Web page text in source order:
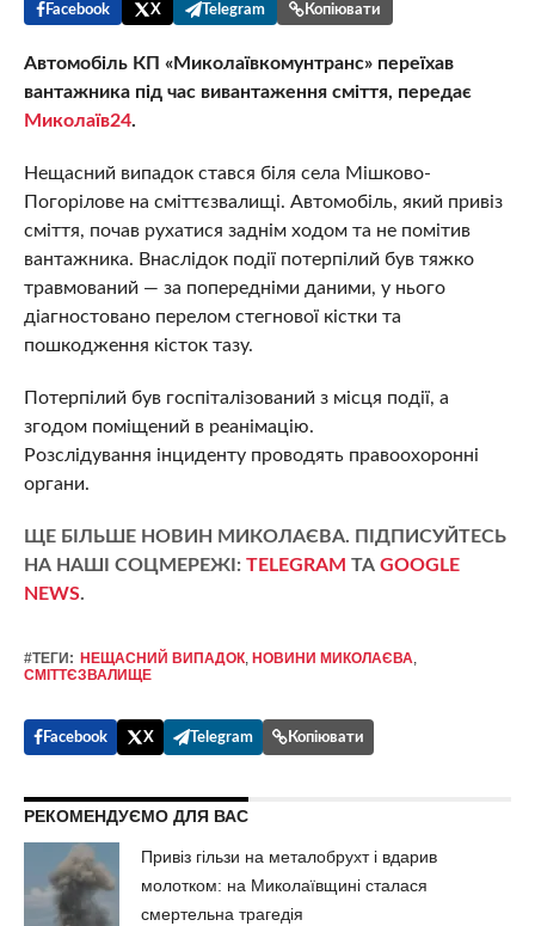
Facebook X Telegram Копіювати
Автомобіль КП «Миколаївкомунтранс» переїхав
вантажника під час вивантаження сміття, передає
Миколаїв24.
Нещасний випадок стався біля села Мішково-
Погорілове на сміттєзвалищі. Автомобіль, який привіз
сміття, почав рухатися заднім ходом та не помітив
вантажника. Внаслідок події потерпілий був тяжко
травмований — за попередніми даними, у нього
діагностовано перелом стегнової кістки та
пошкодження кісток тазу.
Потерпілий був госпіталізований з місця події, а
згодом поміщений в реанімацію.
Розслідування інциденту проводять правоохоронні
органи.
ЩЕ БІЛЬШЕ НОВИН МИКОЛАЄВА. ПІДПИСУЙТЕСЬ
НА НАШІ СОЦМЕРЕЖІ: TELEGRAM ТА GOOGLE
NEWS.
#ТЕГИ: НЕЩАСНИЙ ВИПАДОК, НОВИНИ МИКОЛАЄВА,
СМІТТЄЗВАЛИЩЕ
Facebook X Telegram Копіювати
РЕКОМЕНДУЄМО ДЛЯ ВАС
Привіз гільзи на металобрухт і вдарив
молотком: на Миколаївщині сталася
смертельна трагедія